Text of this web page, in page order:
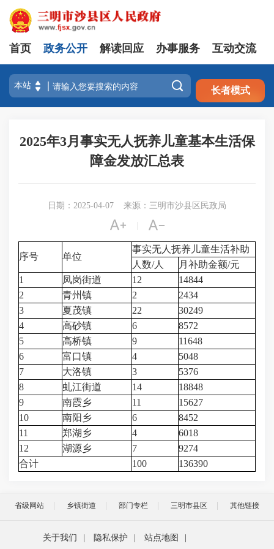
注册 登录
首页 政务公开 解读回应 办事服务 互动交流
 长者模式
2025年3月事实无人抚养儿童基本生活保
障金发放汇总表
日期：2025-04-07 来源：三明市沙县区民政局
 
序号 单位
事实无人抚养儿童生活补助
人数/人
月补助金额/元
1
凤岗街道 12
14844
2
青州镇 2
2434
3
夏茂镇 22
30249
4
高砂镇 6
8572
5
高桥镇 9
11648
6
富口镇 4
5048
7
大洛镇 3
5376
8
虬江街道 14
18848
9
南霞乡 11
15627
10
南阳乡 6
8452
11
郑湖乡 4
6018
12
湖源乡 7
9274
合计
100 136390
省级网站 乡镇街道 部门专栏 三明市县区 其他链接
关于我们 隐私保护 站点地图